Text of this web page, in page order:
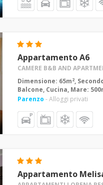
Appartamento A6
CAMERE B&B AND
Dimensione: 65m2,
Balcone, Cucina, Mare:
Parenzo - Alloggi privati
Appartamento